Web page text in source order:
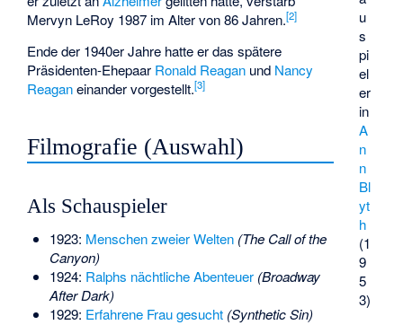
u
s
pi
el
er
in
A
n
n
Bl
yt
h
(1
9
5
3)
Mervyn LeRoy 1987 im Alter von 86 Jahren.[2]
Ende der 1940er Jahre hatte er das spätere
Präsidenten-Ehepaar Ronald Reagan und Nancy
Reaganeinander vorgestellt.[3]
Filmografie (Auswahl)
Als Schauspieler
1923: Menschen zweier Welten (The Call of the
Canyon)
1924: Ralphs nächtliche Abenteuer (Broadway
After Dark)
1929: Erfahrene Frau gesucht (Synthetic Sin)